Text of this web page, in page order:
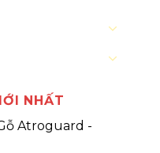
NHẤT
Atroguard -